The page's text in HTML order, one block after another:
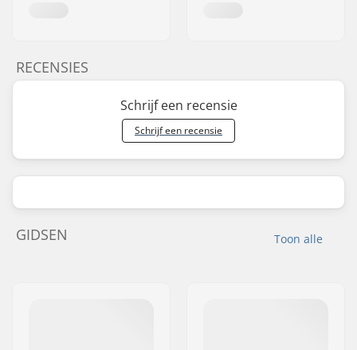
RECENSIES
Schrijf een recensie
Schrijf een recensie
Toon alle
GIDSEN